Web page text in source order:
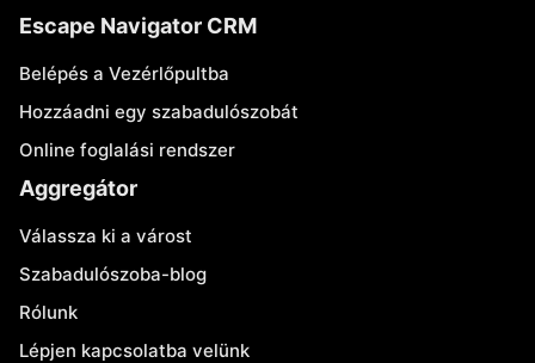
Escape Navigator CRM
Belépés a Vezérlőpultba
Hozzáadni egy szabadulószobát
Online foglalási rendszer
Aggregátor
Válassza ki a várost
Szabadulószoba-blog
Rólunk
Lépjen kapcsolatba velünk